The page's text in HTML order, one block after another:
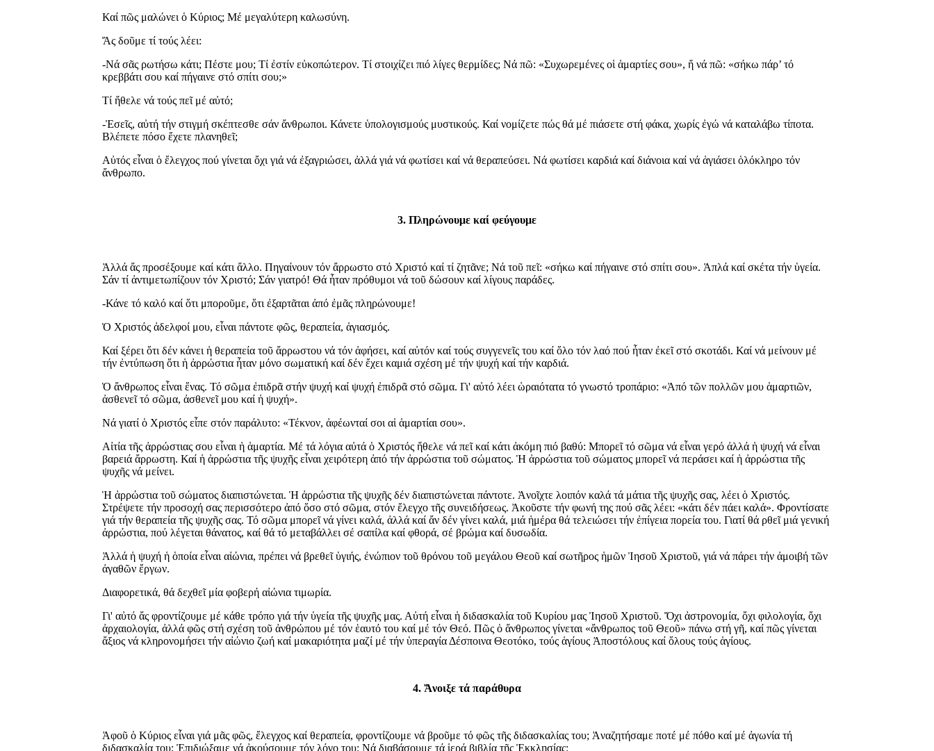
Καί πῶς μαλώνει ὁ Κύριος; Μέ μεγαλύτερη καλωσύνη.
Ἄς δοῦμε τί τούς λέει:
-Νά σᾶς ρωτήσω κάτι; Πέστε μου; Τί ἐστίν εὐκοπώτερον. Τί στοιχίζει πιό λίγες θερμίδες; Νά πῶ: «Συχωρεμένες οἱ ἁμαρτίες σου», ἤ νά πῶ: «σήκω πάρ’ τό
κρεββάτι σου καί πήγαινε στό σπίτι σου;»
Τί ἤθελε νά τούς πεῖ μέ αὐτό;
-Ἐσεῖς, αὐτή τήν στιγμή σκέπτεσθε σάν ἄνθρωποι. Κάνετε ὑπολογισμούς μυστικούς. Καί νομίζετε πώς θά μέ πιάσετε στή φάκα, χωρίς ἐγώ νά καταλάβω τίποτα.
Βλέπετε πόσο ἔχετε πλανηθεῖ;
Αὐτός εἶναι ὁ ἔλεγχος πού γίνεται ὄχι γιά νά ἐξαγριώσει, ἀλλά γιά νά φωτίσει καί νά θεραπεύσει. Νά φωτίσει καρδιά καί διάνοια καί νά ἁγιάσει ὁλόκληρο τόν
ἄνθρωπο.
3. Πληρώνουμε καί φεύγουμε
Ἀλλά ἄς προσέξουμε καί κάτι ἄλλο. Πηγαίνουν τόν ἄρρωστο στό Χριστό καί τί ζητᾶνε; Νά τοῦ πεῖ: «σήκω καί πήγαινε στό σπίτι σου». Ἁπλά καί σκέτα τήν ὑγεία.
Σάν τί ἀντιμετωπίζουν τόν Χριστό; Σάν γιατρό! Θά ἦταν πρόθυμοι νά τοῦ δώσουν καί λίγους παράδες.
-Κάνε τό καλό καί ὅτι μποροῦμε, ὅτι ἐξαρτᾶται ἀπό ἐμᾶς πληρώνουμε!
Ὁ Χριστός ἀδελφοί μου, εἶναι πάντοτε φῶς, θεραπεία, ἁγιασμός.
Καί ξέρει ὅτι δέν κάνει ἡ θεραπεία τοῦ ἄρρωστου νά τόν ἀφήσει, καί αὐτόν καί τούς συγγενεῖς του καί ὅλο τόν λαό πού ἦταν ἐκεῖ στό σκοτάδι. Καί νά μείνουν μέ
τήν ἐντύπωση ὅτι ἡ ἀρρώστια ἦταν μόνο σωματική καί δέν ἔχει καμιά σχέση μέ τήν ψυχή καί τήν καρδιά.
Ὁ ἄνθρωπος εἶναι ἕνας. Τό σῶμα ἐπιδρᾶ στήν ψυχή καί ψυχή ἐπιδρᾶ στό σῶμα. Γι' αὐτό λέει ὡραιότατα τό γνωστό τροπάριο: «Ἀπό τῶν πολλῶν μου ἁμαρτιῶν,
ἀσθενεῖ τό σῶμα, ἀσθενεῖ μου καί ἡ ψυχή».
Νά γιατί ὁ Χριστός εἶπε στόν παράλυτο: «Τέκνον, ἀφέωνταί σοι αἱ ἁμαρτίαι σου».
Αἰτία τῆς ἀρρώστιας σου εἶναι ἡ ἁμαρτία. Μέ τά λόγια αὐτά ὁ Χριστός ἤθελε νά πεῖ καί κάτι ἀκόμη πιό βαθύ: Μπορεῖ τό σῶμα νά εἶναι γερό ἀλλά ἡ ψυχή νά εἶναι
βαρειά ἄρρωστη. Καί ἡ ἀρρώστια τῆς ψυχῆς εἶναι χειρότερη ἀπό τήν ἀρρώστια τοῦ σώματος. Ἡ ἀρρώστια τοῦ σώματος μπορεῖ νά περάσει καί ἡ ἀρρώστια τῆς
ψυχῆς νά μείνει.
Ἡ ἀρρώστια τοῦ σώματος διαπιστώνεται. Ἡ ἀρρώστια τῆς ψυχῆς δέν διαπιστώνεται πάντοτε. Ἀνοῖχτε λοιπόν καλά τά μάτια τῆς ψυχῆς σας, λέει ὁ Χριστός.
Στρέψετε τήν προσοχή σας περισσότερο ἀπό ὅσο στό σῶμα, στόν ἔλεγχο τῆς συνειδήσεως. Ἀκοῦστε τήν φωνή της πού σᾶς λέει: «κάτι δέν πάει καλά». Φροντίσατε
γιά τήν θεραπεία τῆς ψυχῆς σας. Τό σῶμα μπορεῖ νά γίνει καλά, ἀλλά καί ἄν δέν γίνει καλά, μιά ἡμέρα θά τελειώσει τήν ἐπίγεια πορεία του. Γιατί θά ρθεῖ μιά γενική
ἀρρώστια, πού λέγεται θάνατος, καί θά τό μεταβάλλει σέ σαπίλα καί φθορά, σέ βρώμα καί δυσωδία.
Ἀλλά ἡ ψυχή ἡ ὁποία εἶναι αἰώνια, πρέπει νά βρεθεῖ ὑγιής, ἐνώπιον τοῦ θρόνου τοῦ μεγάλου Θεοῦ καί σωτῆρος ἡμῶν Ἰησοῦ Χριστοῦ, γιά νά πάρει τήν ἀμοιβή τῶν
ἀγαθῶν ἔργων.
Διαφορετικά, θά δεχθεῖ μία φοβερή αἰώνια τιμωρία.
Γι' αὐτό ἄς φροντίζουμε μέ κάθε τρόπο γιά τήν ὑγεία τῆς ψυχῆς μας. Αὐτή εἶναι ἡ διδασκαλία τοῦ Κυρίου μας Ἰησοῦ Χριστοῦ. Ὄχι ἀστρονομία, ὄχι φιλολογία, ὄχι
ἀρχαιολογία, ἀλλά φῶς στή σχέση τοῦ ἀνθρώπου μέ τόν ἑαυτό του καί μέ τόν Θεό. Πῶς ὁ ἄνθρωπος γίνεται «ἄνθρωπος τοῦ Θεοῦ» πάνω στή γῆ, καί πῶς γίνεται
ἄξιος νά κληρονομήσει τήν αἰώνιο ζωή καί μακαριότητα μαζί μέ τήν ὑπεραγία Δέσποινα Θεοτόκο, τούς ἁγίους Ἀποστόλους καί ὅλους τούς ἁγίους.
4. Ἄνοιξε τά παράθυρα
Ἀφοῦ ὁ Κύριος εἶναι γιά μᾶς φῶς, ἔλεγχος καί θεραπεία, φροντίζουμε νά βροῦμε τό φῶς τῆς διδασκαλίας του; Ἀναζητήσαμε ποτέ μέ πόθο καί μέ ἀγωνία τή
διδασκαλία του; Ἐπιδιώξαμε νά ἀκούσουμε τόν λόγο του; Νά διαβάσουμε τά ἱερά βιβλία τῆς Ἐκκλησίας;